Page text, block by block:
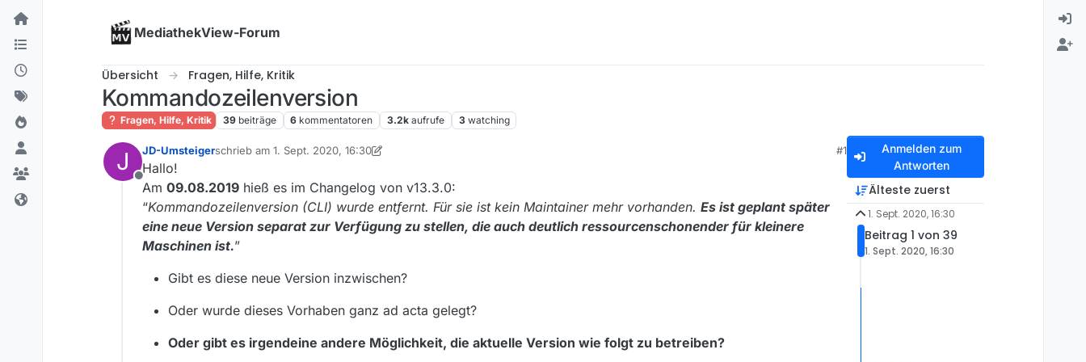
Skip to content
MediathekView-Forum
Übersicht Fragen, Hilfe, Kritik
Kommandozeilenversion
Fragen, Hilfe, Kritik 39 beiträge 6 kommentatoren 3.2k aufrufe 3 watching
J
Offline
JD-Umsteigerschrieb am 1. Sept. 2020, 16:30
zuletzt editiert von JD-Umsteiger
#1
Hallo!
Am 09.08.2019 hieß es im Changelog von v13.3.0:
“Kommandozeilenversion (CLI) wurde entfernt. Für sie ist kein Maintainer mehr vorhanden. Es ist geplant später
eine neue Version separat zur Verfügung zu stellen, die auch deutlich ressourcenschonender für kleinere
Maschinen ist.”
Gibt es diese neue Version inzwischen?
Oder wurde dieses Vorhaben ganz ad acta gelegt?
Oder gibt es irgendeine andere Möglichkeit, die aktuelle Version wie folgt zu betreiben?
Anmelden zum
Antworten
Älteste zuerst
1. Sept. 2020, 16:30
Beitrag 1 von 39
1. Sept. 2020, 16:30